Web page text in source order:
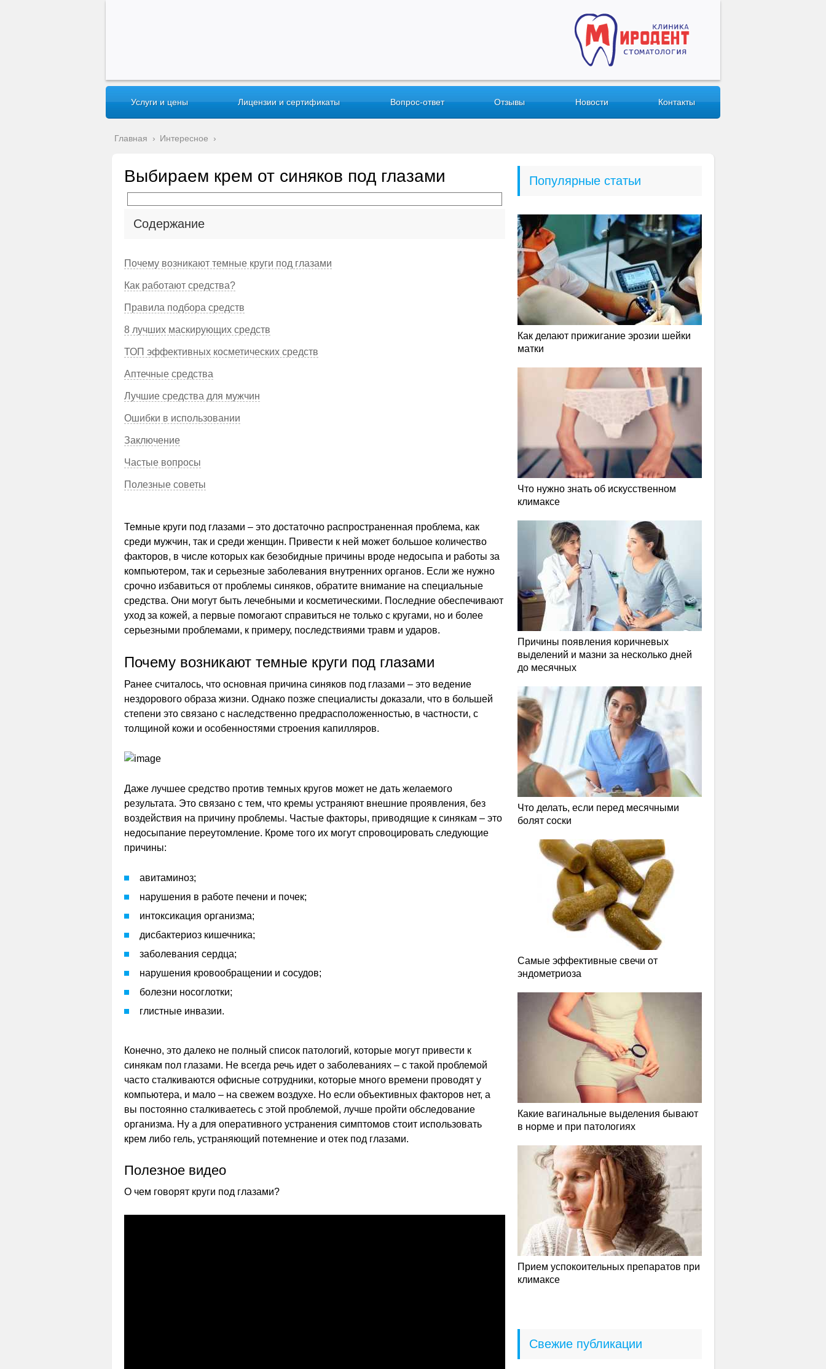
Услуги и цены Лицензии и сертификаты Вопрос-ответ Отзывы Новости Контакты
Главная › Интересное ›
Выбираем крем от синяков под глазами
Содержание
Почему возникают темные круги под глазами
Как работают средства?
Правила подбора средств
8 лучших маскирующих средств
ТОП эффективных косметических средств
Аптечные средства
Лучшие средства для мужчин
Ошибки в использовании
Заключение
Частые вопросы
Полезные советы
Темные круги под глазами – это достаточно распространенная проблема, как
среди мужчин, так и среди женщин. Привести к ней может большое количество
факторов, в числе которых как безобидные причины вроде недосыпа и работы за
компьютером, так и серьезные заболевания внутренних органов. Если же нужно
срочно избавиться от проблемы синяков, обратите внимание на специальные
средства. Они могут быть лечебными и косметическими. Последние обеспечивают
уход за кожей, а первые помогают справиться не только с кругами, но и более
серьезными проблемами, к примеру, последствиями травм и ударов.
Почему возникают темные круги под глазами
Ранее считалось, что основная причина синяков под глазами – это ведение
нездорового образа жизни. Однако позже специалисты доказали, что в большей
степени это связано с наследственно предрасположенностью, в частности, с
толщиной кожи и особенностями строения капилляров.
Даже лучшее средство против темных кругов может не дать желаемого
результата. Это связано с тем, что кремы устраняют внешние проявления, без
воздействия на причину проблемы. Частые факторы, приводящие к синякам – это
недосыпание переутомление. Кроме того их могут спровоцировать следующие
причины:
авитаминоз;
нарушения в работе печени и почек;
интоксикация организма;
дисбактериоз кишечника;
заболевания сердца;
нарушения кровообращении и сосудов;
болезни носоглотки;
глистные инвазии.
Конечно, это далеко не полный список патологий, которые могут привести к
синякам пол глазами. Не всегда речь идет о заболеваниях – с такой проблемой
часто сталкиваются офисные сотрудники, которые много времени проводят у
компьютера, и мало – на свежем воздухе. Но если объективных факторов нет, а
вы постоянно сталкиваетесь с этой проблемой, лучше пройти обследование
организма. Ну а для оперативного устранения симптомов стоит использовать
крем либо гель, устраняющий потемнение и отек под глазами.
Полезное видео
О чем говорят круги под глазами?
Популярные статьи
Как делают прижигание эрозии шейки
матки
Что нужно знать об искусственном
климаксе
Причины появления коричневых
выделений и мазни за несколько дней
до месячных
Что делать, если перед месячными
болят соски
Самые эффективные свечи от
эндометриоза
Какие вагинальные выделения бывают
в норме и при патологиях
Прием успокоительных препаратов при
климаксе
Свежие публикации